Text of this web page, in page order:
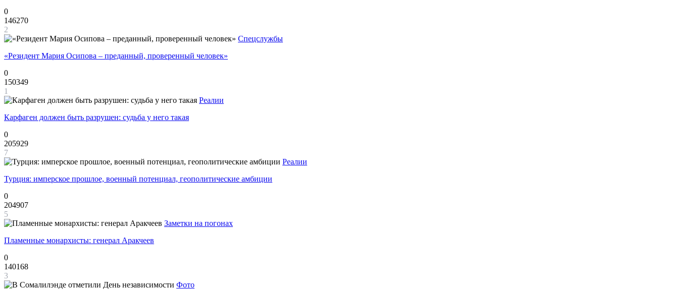
0
146270
2
Спецслужбы
«Резидент Мария Осипова – преданный, проверенный человек»
0
150349
1
Реалии
Карфаген должен быть разрушен: судьба у него такая
0
205929
7
Реалии
Турция: имперское прошлое, военный потенциал, геополитические амбиции
0
204907
5
Заметки на погонах
Пламенные монархисты: генерал Аракчеев
0
140168
3
Фото